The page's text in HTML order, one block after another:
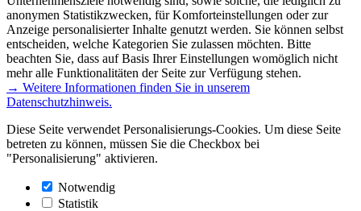
anonymen Statistikzwecken, für Komforteinstellungen oder zur
Anzeige personalisierter Inhalte genutzt werden. Sie können selbst
entscheiden, welche Kategorien Sie zulassen möchten. Bitte
beachten Sie, dass auf Basis Ihrer Einstellungen womöglich nicht
mehr alle Funktionalitäten der Seite zur Verfügung stehen.
→ Weitere Informationen finden Sie in unserem
Datenschutzhinweis.
Diese Seite verwendet Personalisierungs-Cookies. Um diese Seite
betreten zu können, müssen Sie die Checkbox bei
"Personalisierung" aktivieren.
Notwendig
Statistik